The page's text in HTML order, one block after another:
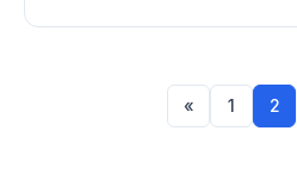
« 1 2